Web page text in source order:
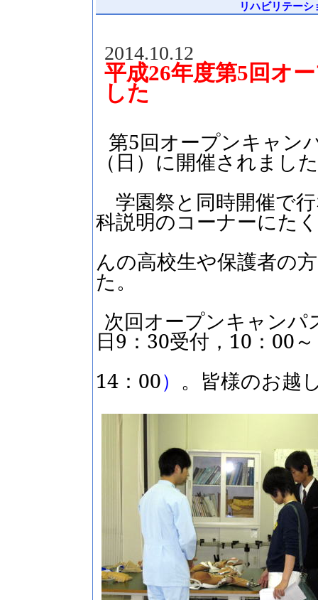
リハビリテー
2014.10.12
平成26年度第5回オ
した
第5回オープンキャン
（日）に開催されまし
学園祭と同時開催で
科説明のコーナーにた
んの高校生や保護者の
た。
次回オープンキャンパ
日9： 30受付， 10： 00～
14 ： 00） 。皆様のお越